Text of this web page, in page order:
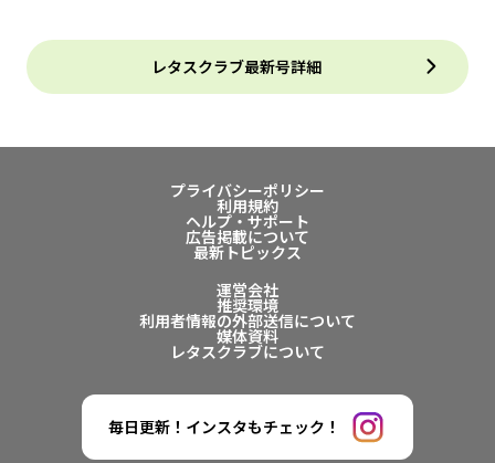
レタスクラブ最新号詳細
プライバシーポリシー
利用規約
ヘルプ・サポート
広告掲載について
最新トピックス
運営会社
推奨環境
利用者情報の外部送信について
媒体資料
レタスクラブについて
毎日更新！インスタもチェック！